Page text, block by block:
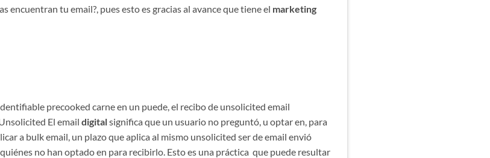
encuentran tu email?, pues esto es gracias al avance que tiene el marketing
precooked carne en un puede, el recibo de unsolicited email
El email digitalsignifica que un usuario no preguntó, u optar en, para
a bulk email, un plazo que aplica al mismo unsolicited ser de email envió
no han optado en para recibirlo. Esto es una práctica que puede resultar